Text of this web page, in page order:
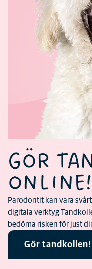
GÖR
ONLINE!
Parodontit kan vara
digitala verktyg
bedöma risken för just
Gör tandkollen!